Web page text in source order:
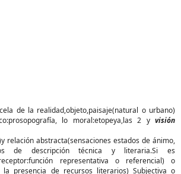
de la realidad,objeto,paisaje(natural o urbano)
lo moral:etopeya,las 2 y visión
relación abstracta(sensaciones estados de ánimo,
de descripción técnica y literaria.Si es
representativa o referencial) o
la presencia de recursos literarios) Subjectiva o